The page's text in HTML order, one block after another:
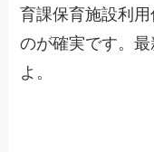
育課保育施設利
のが確実です。
よ。